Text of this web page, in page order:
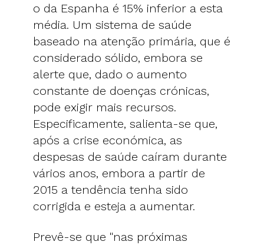
o da Espanha é 15% inferior a esta
média. Um sistema de saúde
baseado na atenção primária, que é
considerado sólido, embora se
alerte que, dado o aumento
constante de doenças crónicas,
pode exigir mais recursos.
Especificamente, salienta-se que,
após a crise económica, as
despesas de saúde caíram durante
vários anos, embora a partir de
2015 a tendência tenha sido
corrigida e esteja a aumentar.
Prevê-se que "nas próximas